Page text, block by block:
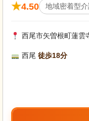
★4.50 地域密着型
西尾市矢曽根町蓮雲
西尾徒歩18分